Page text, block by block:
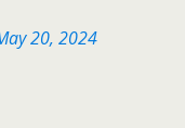
20, 2024